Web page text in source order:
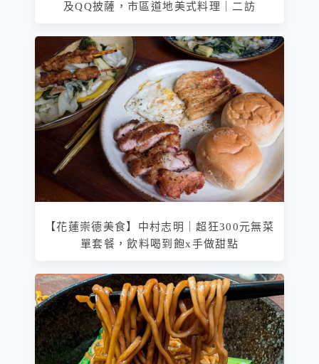
及QQ披薩，市區道地美式料理｜二訪
【花蓮崇德美食】中村志明｜超狂300元無菜
單套餐，飲料喝到飽x手做甜點